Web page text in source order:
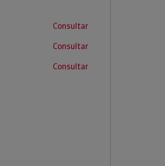
Consultar
Consultar
Consultar